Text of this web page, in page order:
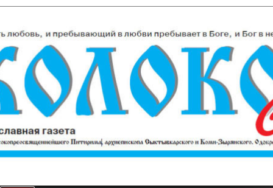
content
Колокол Севера